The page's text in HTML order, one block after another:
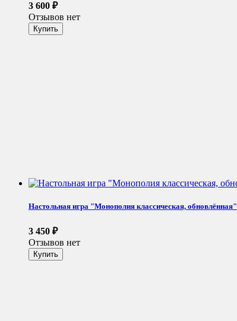
3 600 ₽
Отзывов нет
Настольная игра "Монополия классическая, обновлённая"
3 450 ₽
Отзывов нет